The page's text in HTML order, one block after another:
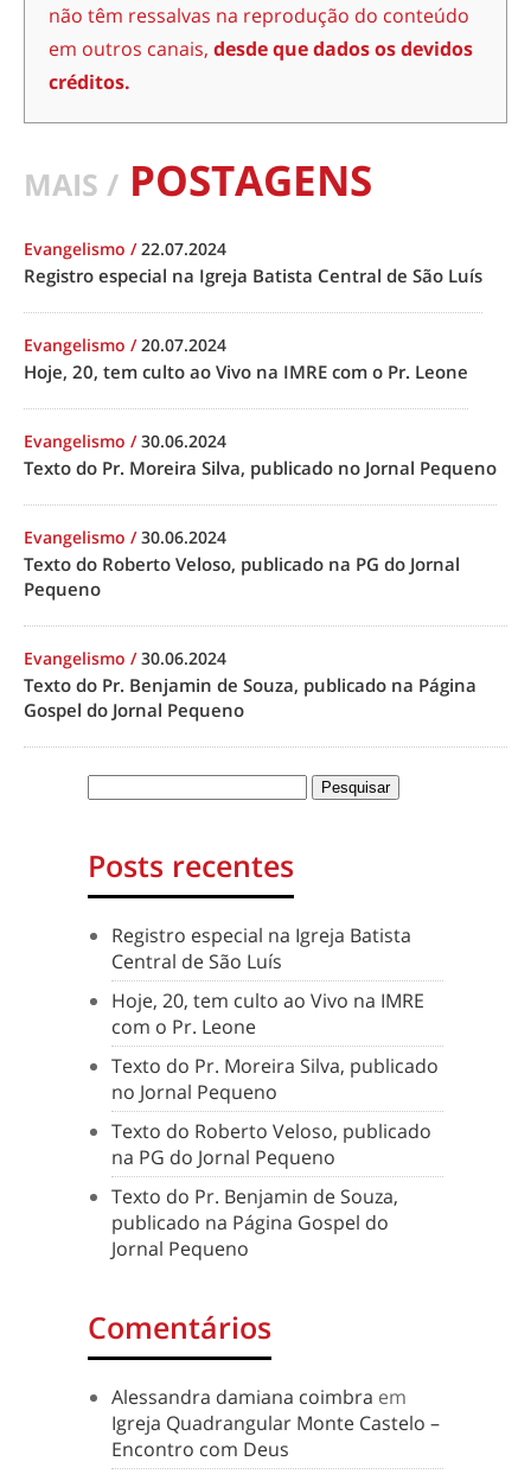
não têm ressalvas na reprodução do conteúdo
em outros canais, desde que dados os devidos
créditos.
MAIS / POSTAGENS
Evangelismo /22.07.2024
Registro especial na Igreja Batista Central de São Luís
Evangelismo /20.07.2024
Hoje, 20, tem culto ao Vivo na IMRE com o Pr. Leone
Evangelismo /30.06.2024
Texto do Pr. Moreira Silva, publicado no Jornal Pequeno
Evangelismo /30.06.2024
Texto do Roberto Veloso, publicado na PG do Jornal
Pequeno
Evangelismo /30.06.2024
Texto do Pr. Benjamin de Souza, publicado na Página
Gospel do Jornal Pequeno
Posts recentes
Registro especial na Igreja Batista
Central de São Luís
Hoje, 20, tem culto ao Vivo na IMRE
com o Pr. Leone
Texto do Pr. Moreira Silva, publicado
no Jornal Pequeno
Texto do Roberto Veloso, publicado
na PG do Jornal Pequeno
Texto do Pr. Benjamin de Souza,
publicado na Página Gospel do
Jornal Pequeno
Comentários
Alessandra damiana coimbra em
Igreja Quadrangular Monte Castelo –
Encontro com Deus